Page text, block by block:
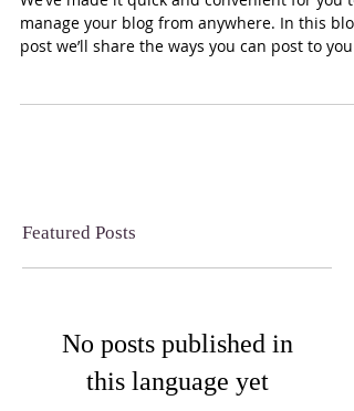
Everywhere!
We’ve made it quick and convenient for you to
post we’ll share the ways you can post to
No posts published in